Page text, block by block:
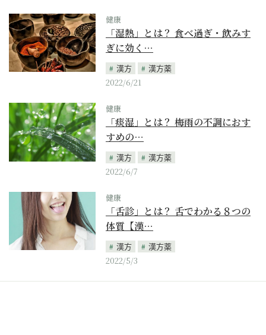
健康
「湿熱」とは？ 食べ過ぎ・飲みす
ぎに効く…
漢方
漢方薬
2022/6/21
健康
「痰湿」とは？ 梅雨の不調におす
すめの…
漢方
漢方薬
2022/6/7
健康
「舌診」とは？ 舌でわかる８つの
体質【漢…
漢方
漢方薬
2022/5/3